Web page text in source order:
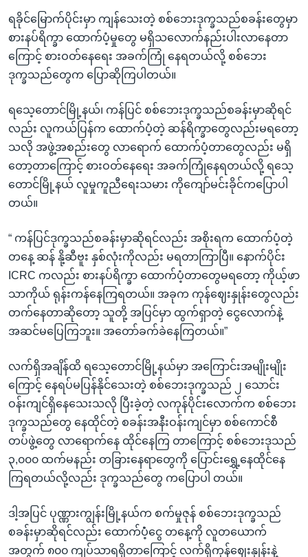
ရခိုင်မြောက်ပိုင်းမှာ ကျန်သေးတဲ့ စစ်ဘေးဒုက္ခသည်စခန်းတွေမှာ
စားနပ်ရိက္ခာ ထောက်ပံ့မှုတွေ မရှိသလောက်နည်းပါးလာနေတာ
ကြောင့် စားဝတ်နေရေး အခက်ကြုံ နေရတယ်လို့ စစ်ဘေး
ဒုက္ခသည်တွေက ပြောဆိုကြပါတယ်။
ရသေ့တောင်မြို့နယ်၊ ကန်ပြင် စစ်ဘေးဒုက္ခသည်စခန်းမှာဆိုရင်
လည်း လူကယ်ပြန်က ထောက်ပံ့တဲ့ ဆန်ရိက္ခာတွေလည်းမရတော့
သလို အဖွဲ့အစည်းတွေ လာရောက် ထောက်ပံ့တာတွေလည်း မရှိ
တော့တာကြောင့် စားဝတ်နေရေး အခက်ကြုံနေရတယ်လို့ ရသေ့
တောင်မြို့နယ် လူမှုကူညီရေးသမား ကိုကျော်မင်းခိုင်ကပြောပါ
တယ်။
“ ကန်ပြင်ဒုက္ခသည်စခန်းမှာဆိုရင်လည်း အစိုးရက ထောက်ပံ့တဲ့
တနေ့ ဆန် နို့ဆီဗူး နှစ်လုံးကိုလည်း မရတာကြာပြီ။ နောက်ပိုင်း
ICRC ကလည်း စားနပ်ရိက္ခာ ထောက်ပံ့တာတွေမရတော့ ကိုယ့်ဖာ
သာကိုယ် ရုန်းကန်နေကြရတယ်။ အခုက ကုန်ဈေးနှုန်းတွေလည်း
တက်နေတာဆိုတော့ သူတို့ အပြင်မှာ ထွက်ရှာတဲ့ ငွေလောက်နဲ့
အဆင်မပြေကြဘူး။ အတော်ခက်ခဲနေကြတယ်။”
လက်ရှိအချိန်ထိ ရသေ့တောင်မြို့နယ်မှာ အကြောင်းအမျိုးမျိုး
ကြောင့် နေရပ်မပြန်နိုင်သေးတဲ့ စစ်ဘေးဒုက္ခသည် ၂ သောင်း
ဝန်းကျင်ရှိနေသေးသလို ပြီးခဲ့တဲ့ လကုန်ပိုင်းလောက်က စစ်ဘေး
ဒုက္ခသည်တွေ နေထိုင်တဲ့ စခန်းအနီးဝန်းကျင်မှာ စစ်ကောင်စီ
တပ်ဖွဲ့တွေ လာရောက်နေ ထိုင်နေကြ တာကြောင့် စစ်ဘေးဒုသည်
၃,၀၀၀ ထက်မနည်း တခြားနေရာတွေကို ပြောင်းရွှေ့နေထိုင်နေ
ကြရတယ်လို့လည်း ဒုက္ခသည်တွေ ကပြောပါ တယ်။
ဒါ့အပြင် ပုဏ္ဏားကျွန်းမြို့နယ်က စက်မှုဇုန် စစ်ဘေးဒုက္ခသည်
စခန်းမှာဆိုရင်လည်း ထောက်ပံံ့ငွေ တနေ့ကို လူတယောက်
အတွက် ၈၀၀ ကျပ်သာရရှိတာကြောင့် လက်ရှိကုန်ဈေးနှုန်းနဲ့